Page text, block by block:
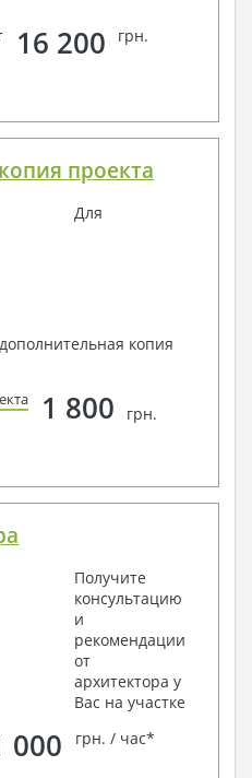
16 200 грн.
проекта
Для
копия
1 800 грн.
Получите
консультацию
и
рекомендации
от
архитектора у
Вас на участке
000 грн. / час*